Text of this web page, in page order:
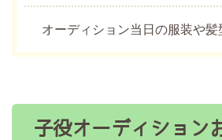
オーディション当日の服装や髪
子役オーディション